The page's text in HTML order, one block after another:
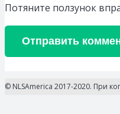
Потяните ползунок
Отправить
© NLSAmerica 2017-2020. При